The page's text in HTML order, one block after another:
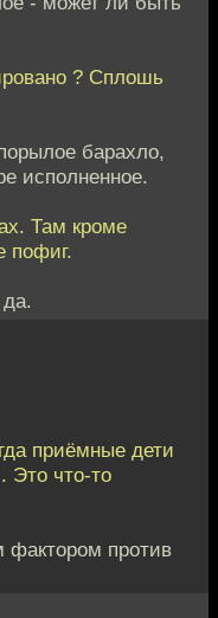
? Сплошь
барахло,
исполненное.
Там кроме
пофиг.
приёмные дети
Это что-то
фактором против